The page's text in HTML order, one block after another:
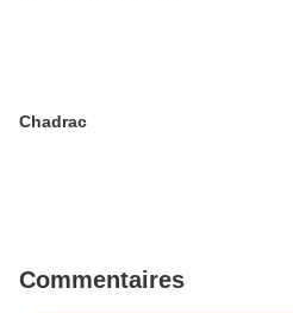
Chadrac
Commentaires